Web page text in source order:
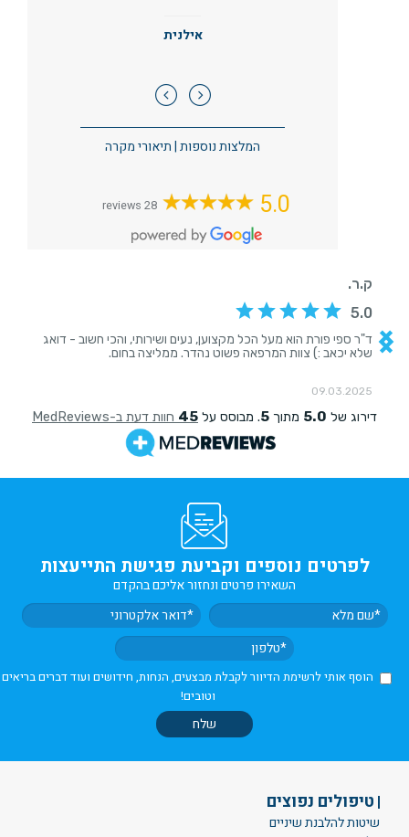
אילנית
המלצות נוספות|תיאורי מקרה
5.0
28 reviews
לפרטים נוספים וקביעת פגישת התייעצות
השאירו פרטים ונחזור אליכם בהקדם
הוסף אותי לרשימת הדיוור לקבלת מבצעים, הנחות, חידושים ועוד דברים בריאים
וטובים!
טיפולים נפוצים
שיטות להלבנת שיניים